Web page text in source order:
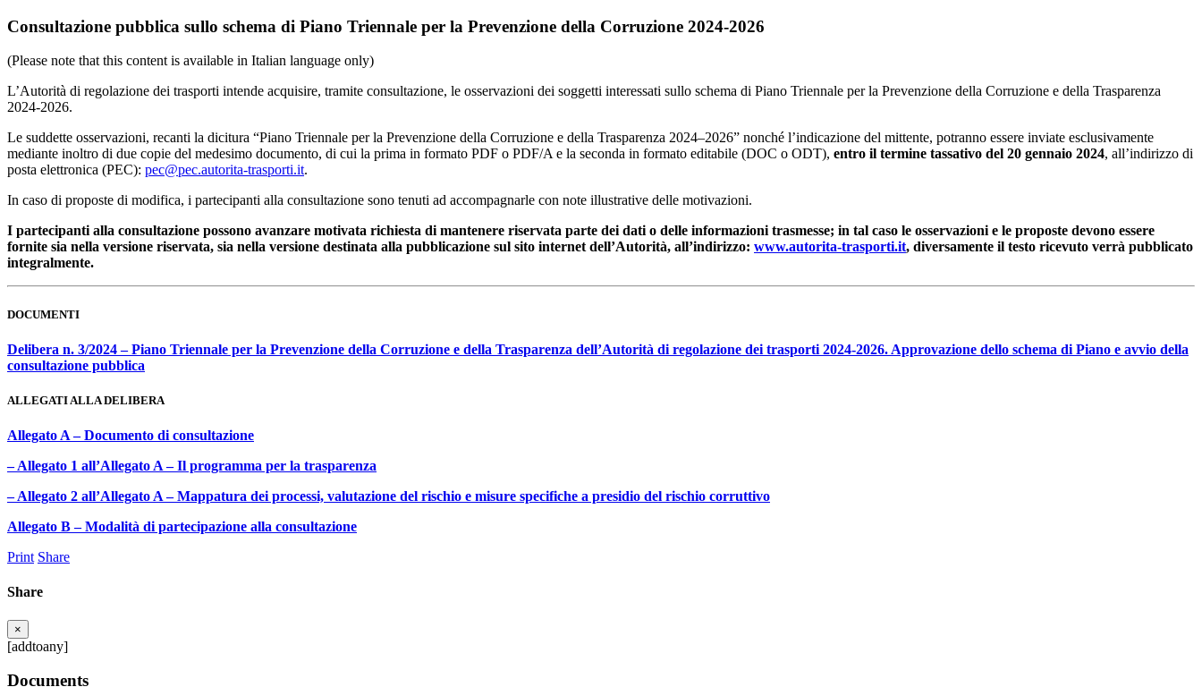
Consultazione pubblica sullo schema di Piano Triennale per la Prevenzione della Corruzione 2024-2026
(Please note that this content is available in Italian language only)
L’Autorità di regolazione dei trasporti intende acquisire, tramite consultazione, le osservazioni dei soggetti interessati sullo schema di Piano Triennale per la Prevenzione della Corruzione e della Trasparenza
2024-2026.
Le suddette osservazioni, recanti la dicitura “Piano Triennale per la Prevenzione della Corruzione e della Trasparenza 2024–2026” nonché l’indicazione del mittente, potranno essere inviate esclusivamente
mediante inoltro di due copie del medesimo documento, di cui la prima in formato PDF o PDF/A e la seconda in formato editabile (DOC o ODT), entro il termine tassativo del 20 gennaio 2024, all’indirizzo di
posta elettronica (PEC): pec@pec.autorita-trasporti.it.
In caso di proposte di modifica, i partecipanti alla consultazione sono tenuti ad accompagnarle con note illustrative delle motivazioni.
I partecipanti alla consultazione possono avanzare motivata richiesta di mantenere riservata parte dei dati o delle informazioni trasmesse; in tal caso le osservazioni e le proposte devono essere
fornite sia nella versione riservata, sia nella versione destinata alla pubblicazione sul sito internet dell’Autorità, all’indirizzo: www.autorita-trasporti.it, diversamente il testo ricevuto verrà pubblicato
integralmente.
DOCUMENTI
Delibera n. 3/2024 – Piano Triennale per la Prevenzione della Corruzione e della Trasparenza dell’Autorità di regolazione dei trasporti 2024-2026. Approvazione dello schema di Piano e avvio della
consultazione pubblica
ALLEGATI ALLA DELIBERA
Allegato A – Documento di consultazione
– Allegato 1 all’Allegato A – Il programma per la trasparenza
– Allegato 2 all’Allegato A – Mappatura dei processi, valutazione del rischio e misure specifiche a presidio del rischio corruttivo
Allegato B – Modalità di partecipazione alla consultazione
Print Share
Share
×
[addtoany]
Documents